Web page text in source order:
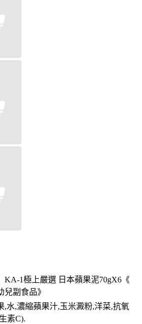
KA-1極上嚴選 日本蘋果泥70gX6《
兒副食品》
,水,濃縮蘋果汁,玉米澱粉,洋菜,抗氧
素C).